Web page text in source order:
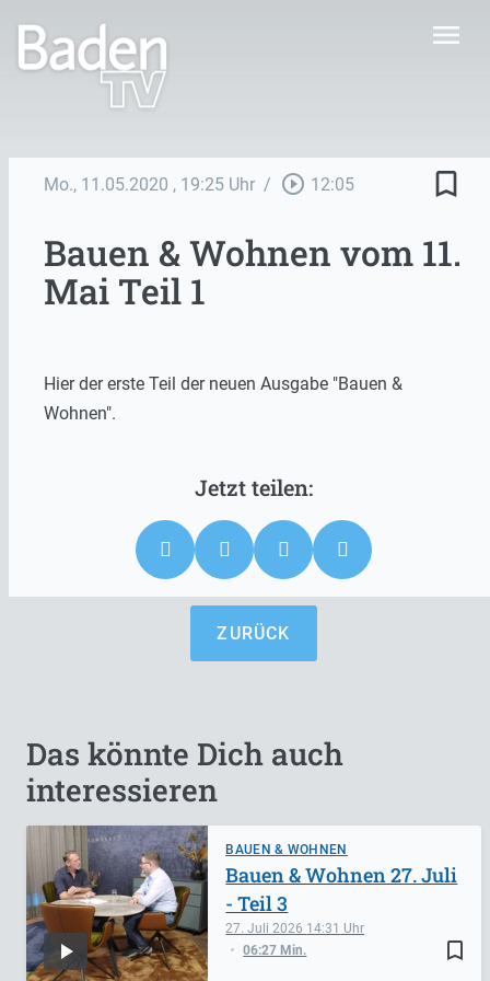
menu
Mo., 11.05.2020 , 19:25 Uhr / play_circle_outline 12:05 bookmark_border
Bauen & Wohnen vom 11.
Mai Teil 1
Hier der erste Teil der neuen Ausgabe "Bauen &
Wohnen".
ZURÜCK
Das könnte Dich auch
interessieren
BAUEN & WOHNEN
bookmark_border
27. Juli 2026 14:31
06:27 Min.
Bauen & Wohnen 27. Juli
- Teil 3